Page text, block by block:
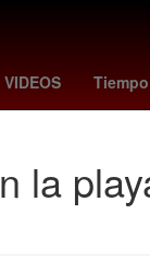
VIDEOS Maradona
la